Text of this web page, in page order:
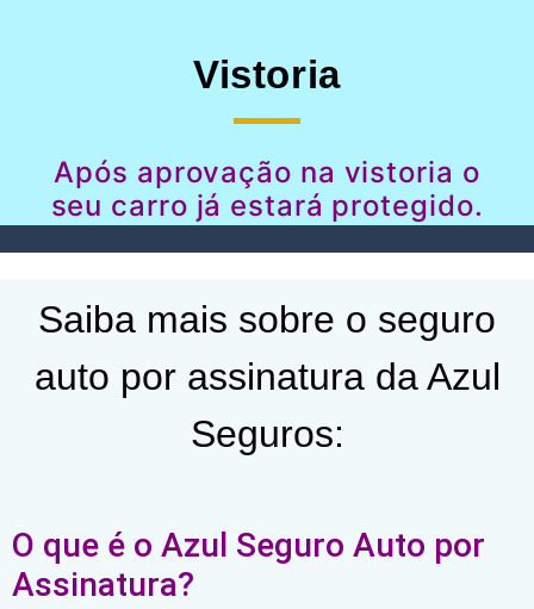
Vistoria
Após aprovação na vistoria o
seu carro já estará protegido.
Saiba mais sobre o seguro
auto por assinatura da Azul
Seguros:
O que é o Azul Seguro Auto por
Assinatura?